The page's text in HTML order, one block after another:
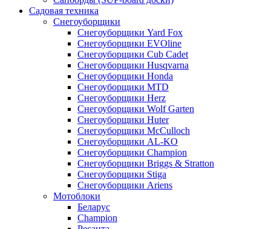
Садовая техника
Снегоуборщики
Снегоуборщики Yard Fox
Снегоуборщики EVOline
Снегоуборщики Cub Cadet
Снегоуборщики Husqvarna
Снегоуборщики Honda
Снегоуборщики MTD
Снегоуборщики Herz
Снегоуборщики Wolf Garten
Снегоуборщики Huter
Снегоуборщики McCulloch
Снегоуборщики AL-KO
Снегоуборщики Champion
Снегоуборщики Briggs & Stratton
Снегоуборщики Stiga
Снегоуборщики Ariens
Мотоблоки
Беларус
Champion